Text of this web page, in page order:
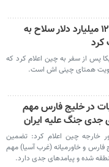
ترامپ، فروش ۱۲ میلیارد دلار سلاح به
کرد
پس از سفر به چین اعلام کرد که
همتای چینی اش است.
در خلیج فارس مهم
جدی جنگ علیه ایران
خارجه چین اعلام کرد: تضمین
فارس و خاورمیانه (غرب آسیا) مهم
شده و پیامدهای جدی دارد.